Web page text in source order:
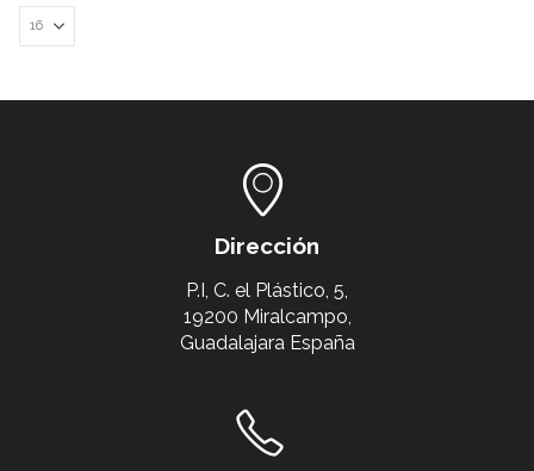
Dirección
P.I, C. el Plástico, 5,
19200 Miralcampo,
Guadalajara España